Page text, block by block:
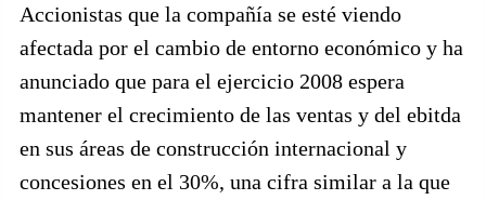
Accionistas que la compañía se esté viendo
afectada por el cambio de entorno económico y ha
anunciado que para el ejercicio 2008 espera
mantener el crecimiento de las ventas y del ebitda
en sus áreas de construcción internacional y
concesiones en el 30%, una cifra similar a la que